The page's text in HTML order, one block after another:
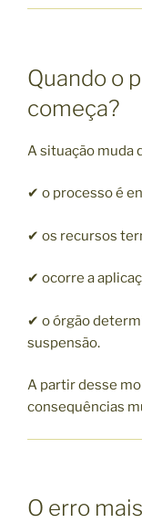
Quando o
começa?
A situação muda
✔ o processo é
✔ os recursos
✔ ocorre a
✔ o órgão
suspensão.
A partir desse
consequências
O erro